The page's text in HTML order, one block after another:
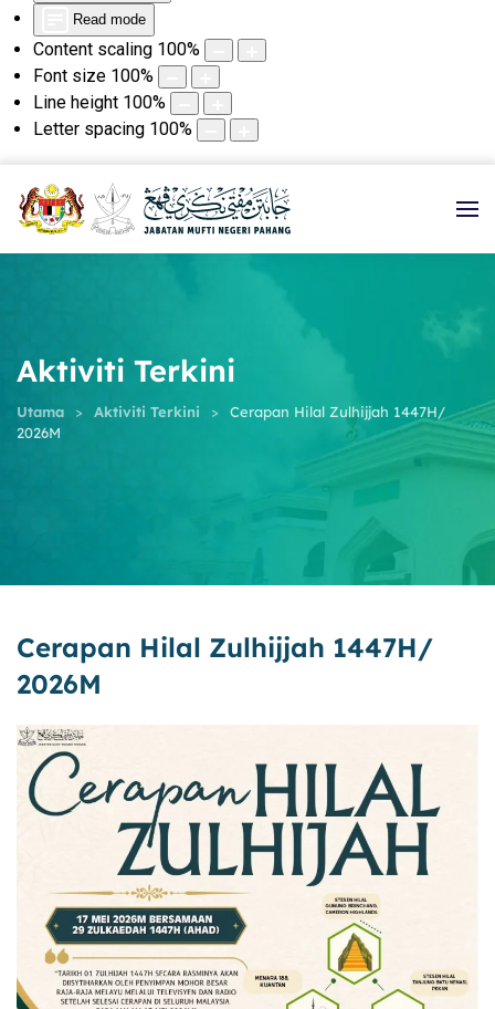
Read mode
Content scaling 100%
Font size 100%
Line height 100%
Letter spacing 100%
Aktiviti Terkini
Utama Aktiviti Terkini
Cerapan Hilal Zulhijjah 1447H/
2026M
Cerapan Hilal Zulhijjah 1447H/
2026M